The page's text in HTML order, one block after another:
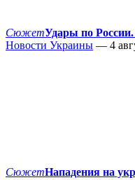
СюжетУдары по России.
Новости Украины — 4
СюжетНападения на